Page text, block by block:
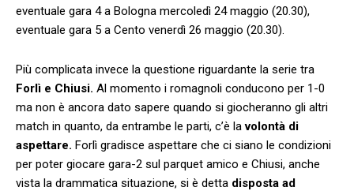
eventuale gara 4 a Bologna mercoledì 24 maggio (20.30),
eventuale gara 5 a Cento venerdì 26 maggio (20.30).
Più complicata invece la questione riguardante la serie tra
Forlì e Chiusi. Al momento i romagnoli conducono per 1-0
ma non è ancora dato sapere quando si giocheranno gli altri
match in quanto, da entrambe le parti, c’è lavolontà di
aspettare. Forlì gradisce aspettare che ci siano le condizioni
per poter giocare gara-2 sul parquet amico e Chiusi, anche
vista la drammatica situazione, si è detta disposta ad